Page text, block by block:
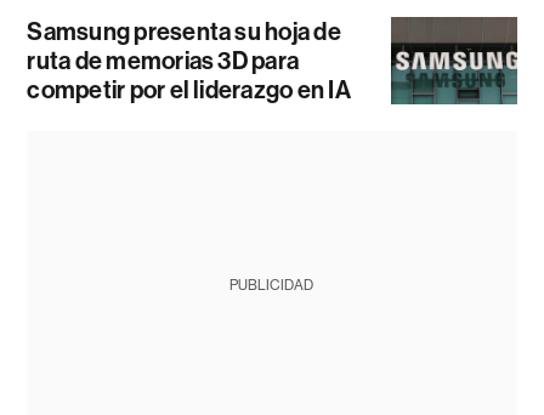
Samsung presenta su hoja de
ruta de memorias 3D para
competir por el liderazgo en IA
PUBLICIDAD